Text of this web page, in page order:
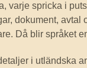
varje spricka i
dokument, avtal
Då blir språket
i utländska